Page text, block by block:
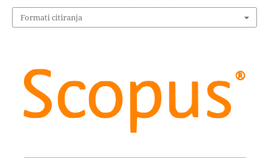
Formati citiranja